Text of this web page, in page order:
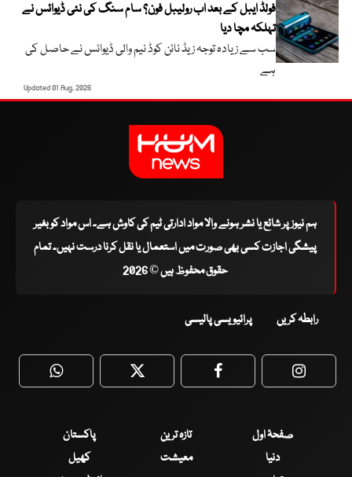
فولڈ ایبل کے بعد اب رولیبل فون؟ سام سنگ کی نئی ڈیوائس نے
تہلکہ مچا دیا
سب سے زیادہ توجہ زیڈ نائن کوڈ نیم والی ڈیوائس نے حاصل کی
ہے
Updated 01 Aug, 2026
ہم نیوز پر شائع یا نشر ہونے والا مواد ادارتی ٹیم کی کاوش ہے۔ اس مواد کو بغیر
پیشگی اجازت کسی بھی صورت میں استعمال یا نقل کرنا درست نہیں۔ تمام
حقوق محفوظ ہیں © 2026
رابطہ کریں پرائیویسی پالیسی
WhatsApp Twitter Facebook
صفحۂ اول تازہ ترین
پاکستان
دنیا
معیشت
کھیل